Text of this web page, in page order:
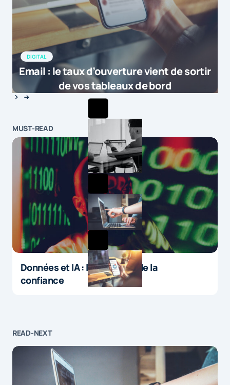
DIGITAL
Email : le taux d’ouverture vient de sortir
de vos tableaux de bord
MUST-READ
Données et IA : le paradoxe de la
confiance
READ-NEXT